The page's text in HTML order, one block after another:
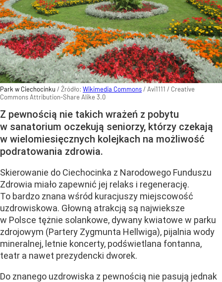
Park w Ciechocinku / Źródło: Wikimedia Commons/ Avi1111 / Creative
Commons Attribution-Share Alike 3.0
Z pewnością nie takich wrażeń z pobytu
w sanatorium oczekują seniorzy, którzy czekają
w wielomiesięcznych kolejkach na możliwość
podratowania zdrowia.
Skierowanie do Ciechocinka z Narodowego Funduszu
Zdrowia miało zapewnić jej relaks i regenerację.
To bardzo znana wśród kuracjuszy miejscowość
uzdrowiskowa. Głowną atrakcją są najwieksze
w Polsce tężnie solankowe, dywany kwiatowe w parku
zdrojowym (Partery Zygmunta Hellwiga), pijalnia wody
mineralnej, letnie koncerty, podświetlana fontanna,
teatr a nawet prezydencki dworek.
Do znanego uzdrowiska z pewnością nie pasują jednak